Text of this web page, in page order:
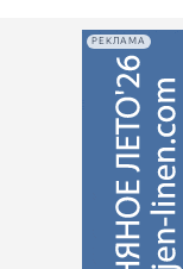
РЕКЛАМА